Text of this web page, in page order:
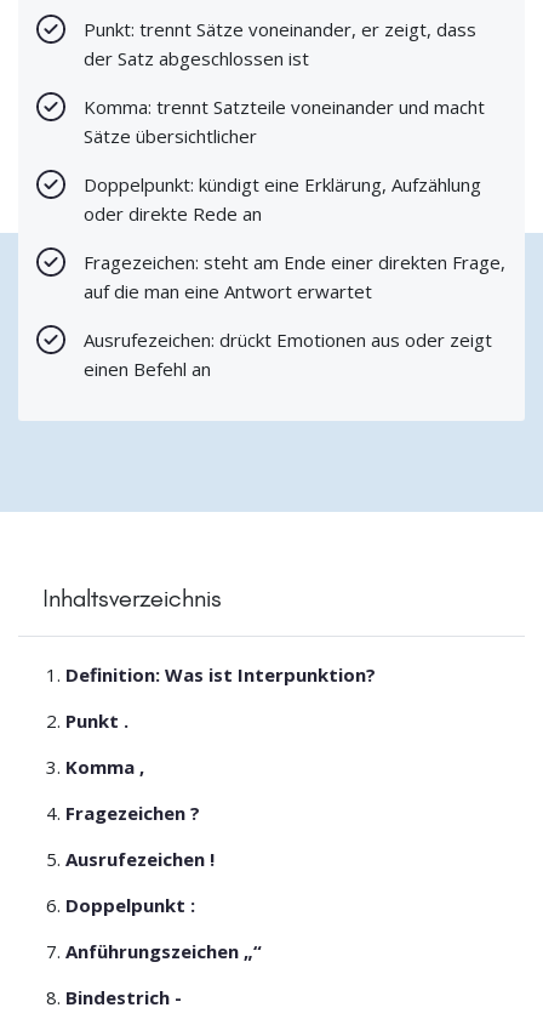
Punkt: trennt Sätze voneinander, er zeigt, dass
der Satz abgeschlossen ist
Komma: trennt Satzteile voneinander und macht
Sätze übersichtlicher
Doppelpunkt: kündigt eine Erklärung, Aufzählung
oder direkte Rede an
Fragezeichen: steht am Ende einer direkten Frage,
auf die man eine Antwort erwartet
Ausrufezeichen: drückt Emotionen aus oder zeigt
einen Befehl an
Inhaltsverzeichnis
Definition: Was ist Interpunktion?
Punkt .
Komma ,
Fragezeichen ?
Ausrufezeichen !
Doppelpunkt :
Anführungszeichen „“
Bindestrich -